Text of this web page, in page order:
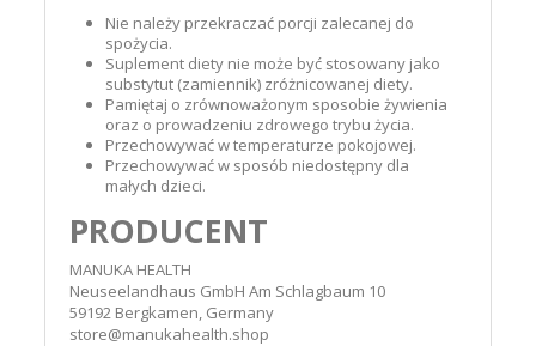
Nie należy przekraczać porcji zalecanej do
spożycia.
Suplement diety nie może być stosowany jako
substytut (zamiennik) zróżnicowanej diety.
Pamiętaj o zrównoważonym sposobie żywienia
oraz o prowadzeniu zdrowego trybu życia.
Przechowywać w temperaturze pokojowej.
Przechowywać w sposób niedostępny dla
małych dzieci.
PRODUCENT
MANUKA HEALTH
Neuseelandhaus GmbH Am Schlagbaum 10
59192 Bergkamen, Germany
store@manukahealth.shop